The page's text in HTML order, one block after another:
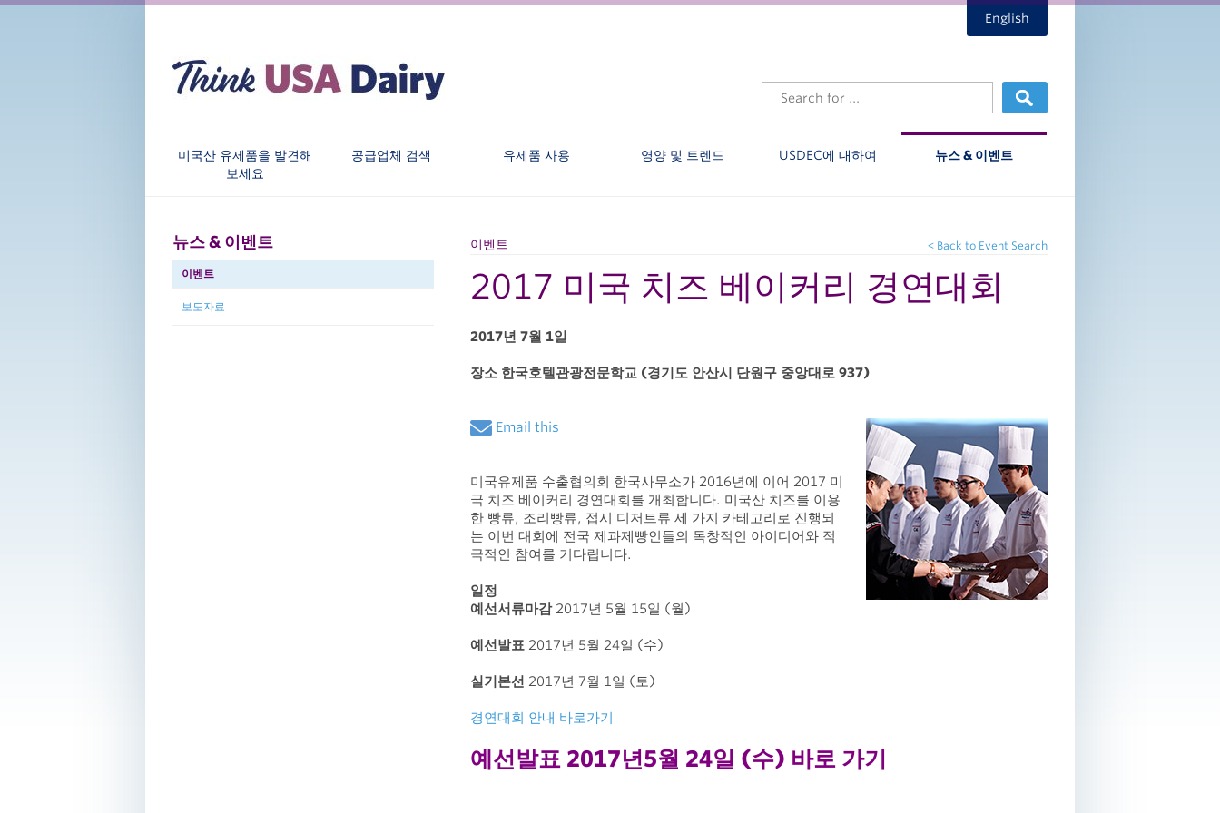
English
미국산 유제품을 발견해
보세요
공급업체 검색 유제품 사용 영양 및 트렌드 USDEC에 대하여 뉴스 & 이벤트
뉴스 & 이벤트
이벤트
보도자료
이벤트 < Back to Event Search
2017 미국 치즈 베이커리 경연대회
2017년 7월 1일
장소 한국호텔관광전문학교 (경기도 안산시 단원구 중앙대로 937)
Email this
미국유제품 수출협의회 한국사무소가 2016년에 이어 2017 미
국 치즈 베이커리 경연대회를 개최합니다. 미국산 치즈를 이용
한 빵류, 조리빵류, 접시 디저트류 세 가지 카테고리로 진행되
는 이번 대회에 전국 제과제빵인들의 독창적인 아이디어와 적
극적인 참여를 기다립니다.
일정
예선서류마감2017년 5월 15일 (월)
예선발표 2017년 5월 24일 (수)
실기본선 2017년 7월 1일 (토)
경연대회 안내 바로가기
예선발표 2017년5월 24일 (수) 바로 가기